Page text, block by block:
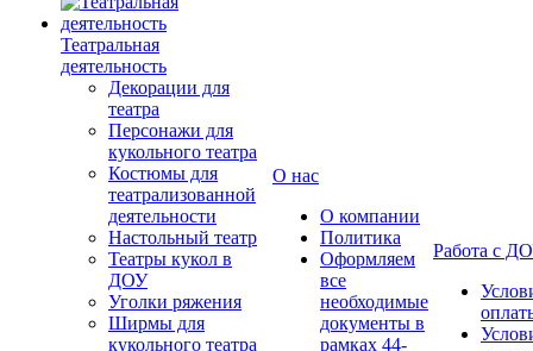
Театральная
деятельность
Декорации для
театра
Персонажи для
кукольного театра
Костюмы для
театрализованной
деятельности
Настольный театр
Театры кукол в
ДОУ
Уголки ряжения
Ширмы для
кукольного театра
О нас
О компании
Политика
Оформляем
все
необходимые
документы в
рамках 44-
Работа с